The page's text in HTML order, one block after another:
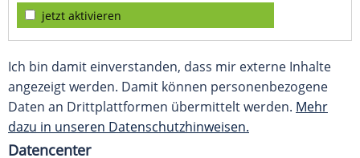
jetzt aktivieren
Ich bin damit einverstanden, dass mir externe Inhalte
angezeigt werden. Damit können personenbezogene
Daten an Drittplattformen übermittelt werden. Mehr
dazu in unseren Datenschutzhinweisen.
Datencenter